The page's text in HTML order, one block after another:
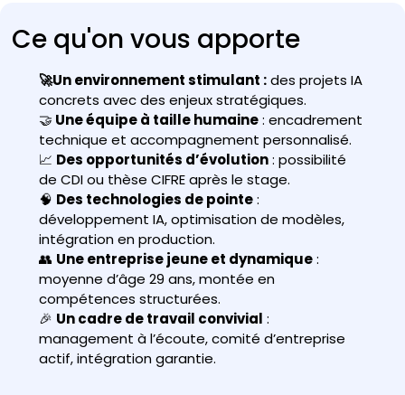
Ce qu'on vous apporte
🚀Un environnement stimulant :des projets IA
concrets avec des enjeux stratégiques.
🤝 Une équipe à taille humaine: encadrement
technique et accompagnement personnalisé.
📈 Des opportunités d’évolution: possibilité
de CDI ou thèse CIFRE après le stage.
🧠 Des technologies de pointe:
développement IA, optimisation de modèles,
intégration en production.
👥 Une entreprise jeune et dynamique:
moyenne d’âge 29 ans, montée en
compétences structurées.
🎉 Un cadre de travail convivial :
management à l’écoute, comité d’entreprise
actif, intégration garantie.